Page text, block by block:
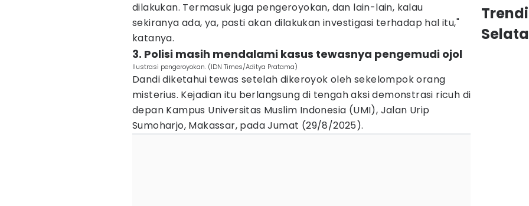
dilakukan. Termasuk juga pengeroyokan, dan lain-lain, kalau
sekiranya ada, ya, pasti akan dilakukan investigasi terhadap hal itu,"
katanya.
3. Polisi masih mendalami kasus tewasnya pengemudi ojol
Ilustrasi pengeroyokan. (IDN Times/Aditya Pratama)
Dandi diketahui tewas setelah dikeroyok oleh sekelompok orang
misterius. Kejadian itu berlangsung di tengah aksi demonstrasi ricuh di
depan Kampus Universitas Muslim Indonesia (UMI), Jalan Urip
Sumoharjo, Makassar, pada Jumat (29/8/2025).